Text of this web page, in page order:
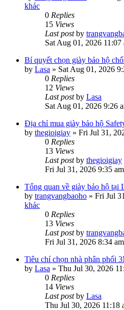
khác
0 Replies
15 Views
Last postby
Sat Aug 01, 2026 11:07
Bí quyết chọn giày bảo hộ
by Lasa » Sat Aug 01, 2026
0 Replies
12 Views
Last postby Lasa
Sat Aug 01, 2026 9:26
Địa chỉ mua giày bảo hộ
by thegioigiay » Fri Jul 31,
0 Replies
13 Views
Last postby thegioigiay
Fri Jul 31, 2026 9:35 am
Tổng quan về giày bảo hộ tại
by trangvangbaoho » Fri Jul
khác
0 Replies
13 Views
Last postby
Fri Jul 31, 2026 8:34 am
Tiêu chí chọn nhà phân phối
by Lasa » Thu Jul 30, 2026
0 Replies
14 Views
Last postby Lasa
Thu Jul 30, 2026 11:18